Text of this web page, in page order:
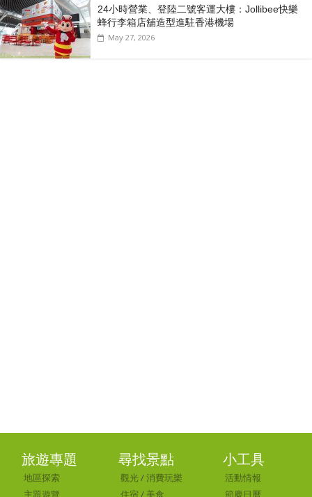
24小時營業、登陸二號客運大樓：Jollibee快樂
蜂行李箱店舖造型進駐香港機場
May 27, 2026
旅遊專題
地區探索
主題遊覽
尋找景點
觀光 /消費玩樂
住宿 / 美食
小工具
活動情報
節慶日曆